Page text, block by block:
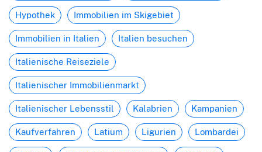
Hypothek Immobilien im Skigebiet
Immobilien in Italien Italien besuchen
Italienische Reiseziele
Italienischer Immobilienmarkt
Italienischer Lebensstil Kalabrien Kampanien
Kaufverfahren Latium Ligurien Lombardei